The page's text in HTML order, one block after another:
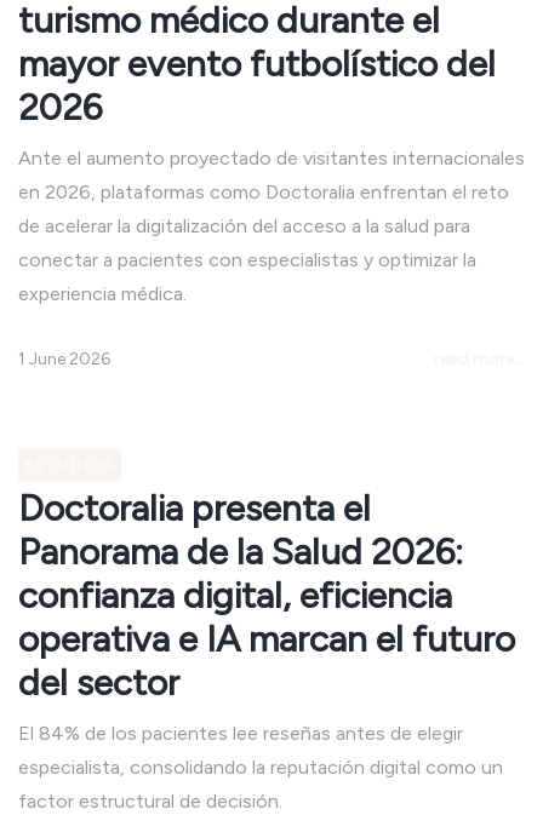
turismo médico durante el
mayor evento futbolístico del
2026
Ante el aumento proyectado de visitantes internacionales
en 2026, plataformas como Doctoralia enfrentan el reto
de acelerar la digitalización del acceso a la salud para
conectar a pacientes con especialistas y optimizar la
experiencia médica.
1 June 2026
Doctoralia presenta el
Panorama de la Salud 2026:
confianza digital, eficiencia
operativa e IA marcan el futuro
del sector
El 84% de los pacientes lee reseñas antes de elegir
especialista, consolidando la reputación digital como un
factor estructural de decisión.